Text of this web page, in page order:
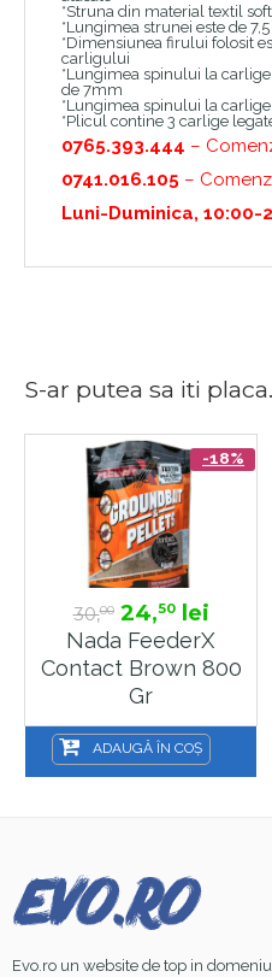
*Struna din material textil soft
*Lungimea strunei este de
*Dimensiunea firului folosit
carligului
*Lungimea spinului la
de 7mm
*Lungimea spinului la
*Plicul contine 3 carlige
0765.393.444 –
0741.016.105 –
Luni-Duminica, 10:00-
S-ar putea sa iti
-18%
30,00 24,50lei
Nada FeederX
Contact Brown 800
Gr
ADAUGĂ ÎN COȘ
Evo.ro un website de top in